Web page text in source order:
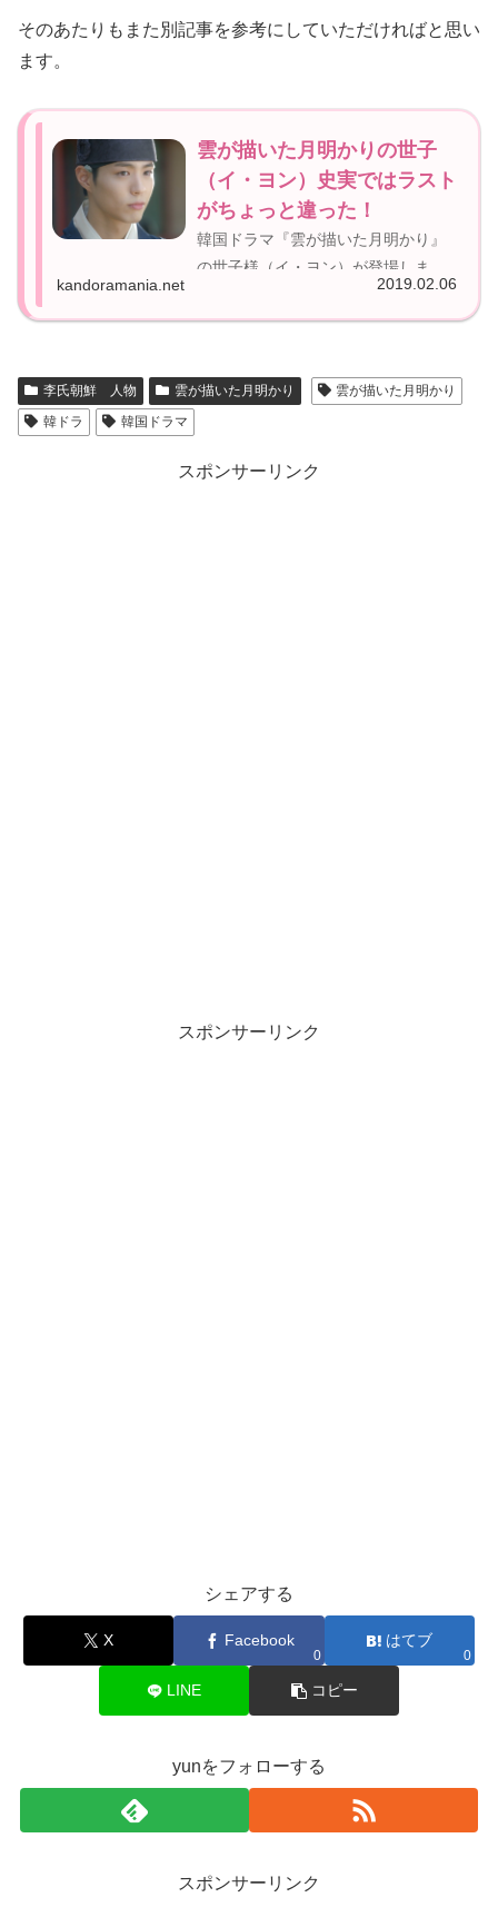
そのあたりもまた別記事を参考にしていただければと思い
ます。
雲が描いた月明かりの世子
（イ・ヨン）史実ではラスト
がちょっと違った！
韓国ドラマ『雲が描いた月明かり』
の世子様（イ・ヨン）が登場しま
す。もう最後まで観た！という方は
最終回どうなったのかはご存じかと
ですよね。私はとても満足のいくラ
ストでした。しかし・・実際にいた
kandoramania.net 2019.02.06
李氏朝鮮 人物 雲が描いた月明かり
雲が描いた月明かり
韓ドラ
韓国ドラマ
スポンサーリンク
スポンサーリンク
シェアする
X Facebook
0
はてブ
0
LINE コピー
yunをフォローする
スポンサーリンク